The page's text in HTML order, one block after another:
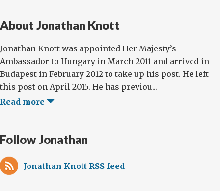
About Jonathan Knott
Jonathan Knott was appointed Her Majesty’s
Ambassador to Hungary in March 2011 and arrived in
Budapest in February 2012 to take up his post. He left
this post on April 2015. He has previou...
Read more
Follow Jonathan
Jonathan Knott RSS feed